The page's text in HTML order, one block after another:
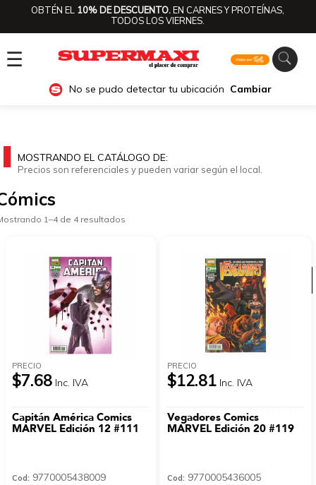
OBTÉN EL 10% DE DESCUENTO.EN CARNES Y PROTEÍNAS,
TODOS LOS VIERNES.
☰
No se pudo detectar tu ubicación Cambiar
Ver categorías
MOSTRANDO EL CATÁLOGO DE:
Precios son referenciales y pueden variar según el local.
1–4 de 4 resultados
PRECIO
$7.68 Inc. IVA
Capitán América Comics
MARVEL Edición 12 #111
Cod: 9770005438009
PRECIO
$12.81 Inc. IVA
Vegadores Comics
MARVEL Edición 20 #119
Cod: 9770005436005